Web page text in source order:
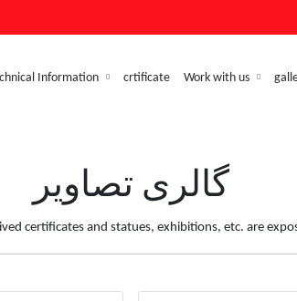
Information crtificate Work with us
گالری تصاویر
certificates and statues, exhibitions, etc. are